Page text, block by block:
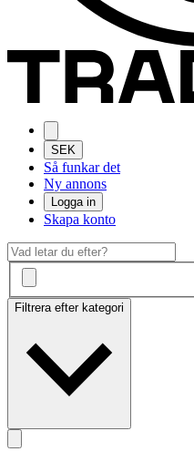
SEK
Så funkar det
Ny annons
Logga in
Skapa konto
Filtrera efter kategori